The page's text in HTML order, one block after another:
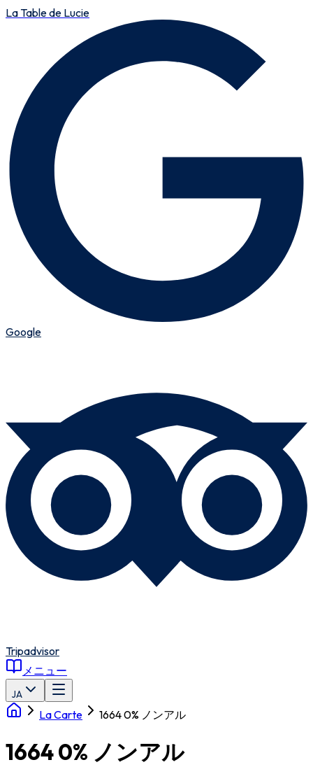
La Table de Lucie
Google
Tripadvisor
メニュー
JA
La Carte 1664 0% ノンアル
1664 0% ノンアル